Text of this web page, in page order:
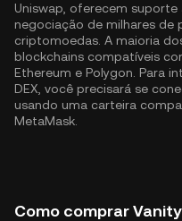
Uniswap, oferecem suporte
negociação de milhares de
criptomoedas. A maioria
blockchains compatíveis
Ethereum e Polygon . Para
DEX, você precisará se
usando uma carteira
MetaMask.
Como comprar Vanity